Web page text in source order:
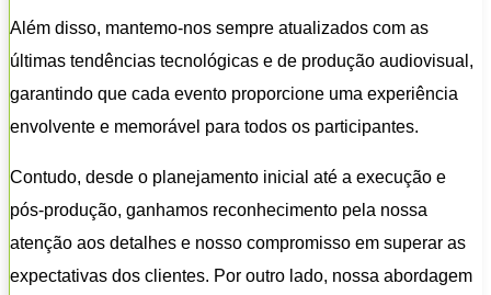
Além disso, mantemo-nos sempre atualizados com as
últimas tendências tecnológicas e de produção audiovisual,
garantindo que cada evento proporcione uma experiência
envolvente e memorável para todos os participantes.
Contudo, desde o planejamento inicial até a execução e
pós-produção, ganhamos reconhecimento pela nossa
atenção aos detalhes e nosso compromisso em superar as
expectativas dos clientes. Por outro lado, nossa abordagem